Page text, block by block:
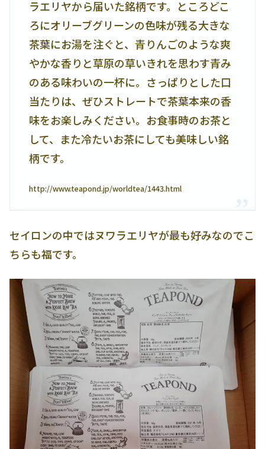
ラエリヤから届いた銘柄です。ところどこ
ろにオリーブグリーンの色味が残る大きな
茶葉にお湯を注ぐと、青りんごのような爽
やかな香りと草原の草いきれを思わす青み
のある味わいの一杯に。さっぱりとした口
当たりは、ぜひストレートで茶葉本来の香
味をお楽しみください。お食事時のお茶と
して、また冷たいお茶にしても美味しい銘
柄です。
http://www.teapond.jp/worldtea/1443.html
セイロンの中ではヌワラエリヤが最も好みなのでこ
ちらも福です。